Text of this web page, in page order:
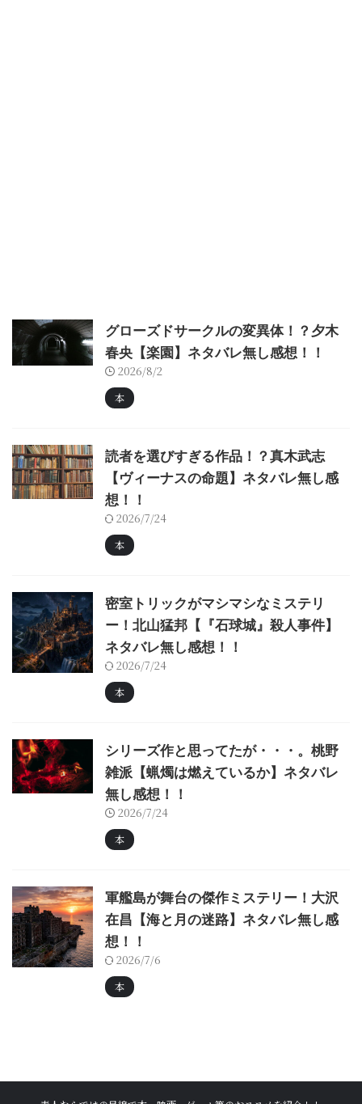
グローズドサークルの変異体！？夕木
春央【楽園】ネタバレ無し感想！！
2026/8/2
本
読者を選びすぎる作品！？真木武志
【ヴィーナスの命題】ネタバレ無し感
想！！
2026/7/24
本
密室トリックがマシマシなミステリ
ー！北山猛邦【『石球城』殺人事件】
ネタバレ無し感想！！
2026/7/24
本
シリーズ作と思ってたが・・・。桃野
雑派【蝋燭は燃えているか】ネタバレ
無し感想！！
2026/7/24
本
軍艦島が舞台の傑作ミステリー！大沢
在昌【海と月の迷路】ネタバレ無し感
想！！
2026/7/6
本